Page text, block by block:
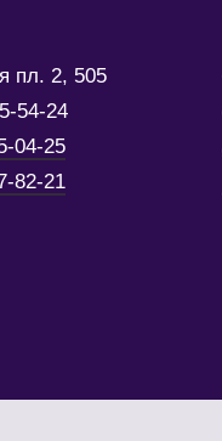
пл. 2, 505
54-24
04-25
82-21